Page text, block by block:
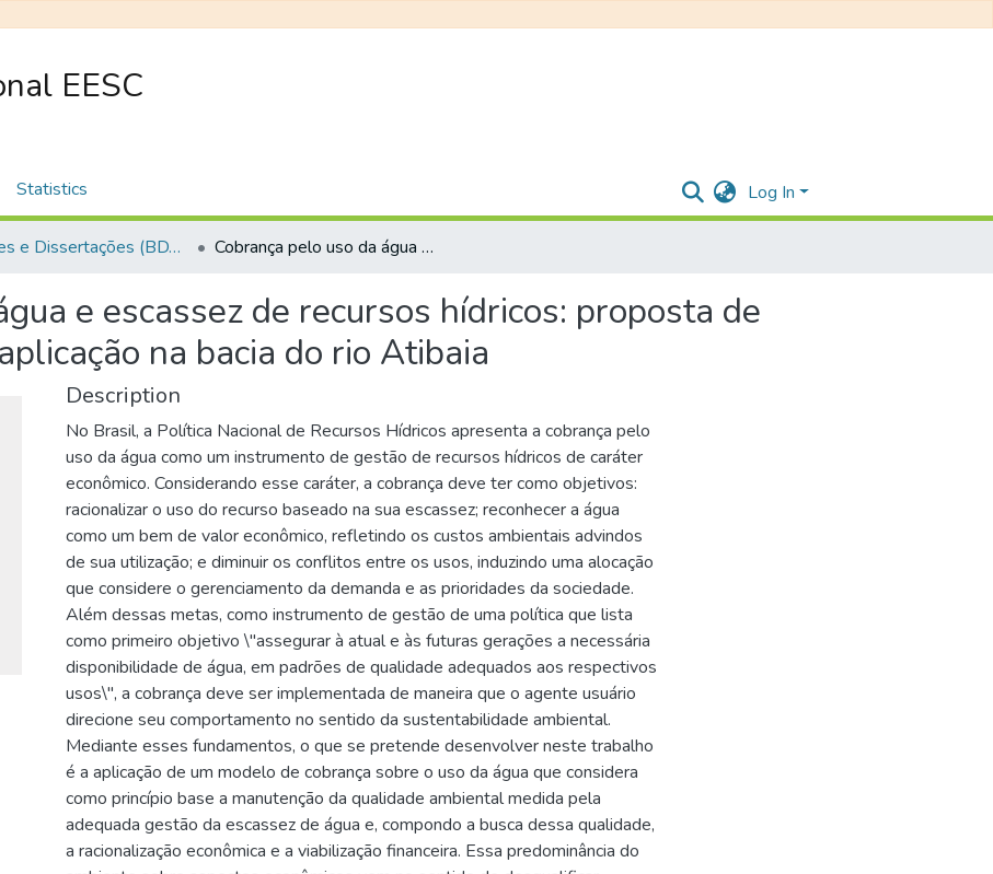
EESC
Statistics Log In
Teses e Dissertações (BDTD USP) Cobrança pelo uso da água e escassez de recursos hídricos: proposta de modelo de cobrança e aplicação na bacia do rio Atibaia
e escassez de recursos hídricos: proposta de
na bacia do rio Atibaia
Description
No Brasil, a Política Nacional de Recursos Hídricos apresenta a cobrança pelo
uso da água como um instrumento de gestão de recursos hídricos de caráter
econômico. Considerando esse caráter, a cobrança deve ter como objetivos:
racionalizar o uso do recurso baseado na sua escassez; reconhecer a água
como um bem de valor econômico, refletindo os custos ambientais advindos
de sua utilização; e diminuir os conflitos entre os usos, induzindo uma alocação
que considere o gerenciamento da demanda e as prioridades da sociedade.
Além dessas metas, como instrumento de gestão de uma política que lista
como primeiro objetivo \"assegurar à atual e às futuras gerações a necessária
disponibilidade de água, em padrões de qualidade adequados aos respectivos
usos\", a cobrança deve ser implementada de maneira que o agente usuário
direcione seu comportamento no sentido da sustentabilidade ambiental.
Mediante esses fundamentos, o que se pretende desenvolver neste trabalho
é a aplicação de um modelo de cobrança sobre o uso da água que considera
como princípio base a manutenção da qualidade ambiental medida pela
adequada gestão da escassez de água e, compondo a busca dessa qualidade,
a racionalização econômica e a viabilização financeira. Essa predominância do